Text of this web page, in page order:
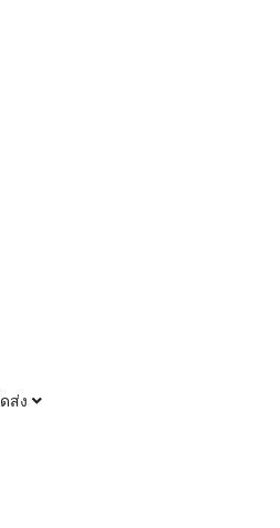
ส่ง